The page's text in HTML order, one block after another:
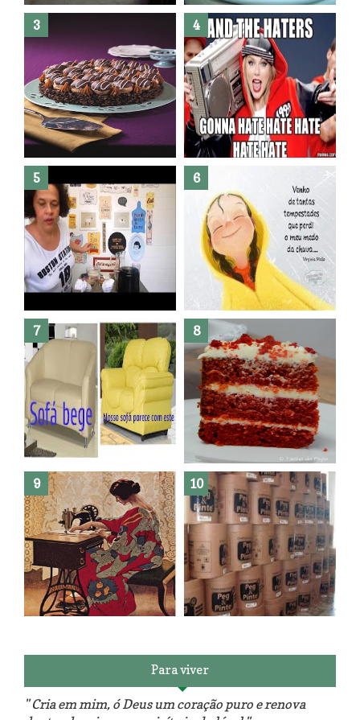
Banheiro novo por menos de
R$300,00 ?? E sem quebra
quebra ??( Editado)
Posso congelar bolo ??
Dez bolos pra fazer antes de
morrer !
Haters, como surgiram?
O medo que habita em nós.
Reforma do sofá, agora é em
patchwork!
The Red Velvet !!! O Perfeito
Para viver
" Cria em mim, ó Deus um coração puro e renova